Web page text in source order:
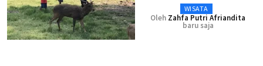
WISATA
Oleh Zahfa Putri Afriandita
baru saja